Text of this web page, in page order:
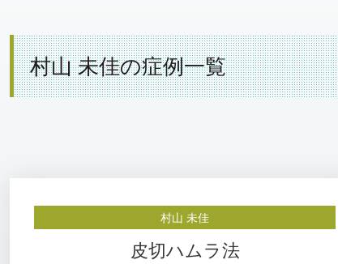
村山 未佳の症例一覧
村山 未佳
皮切ハムラ法